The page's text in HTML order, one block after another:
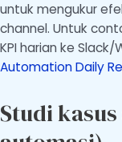
untuk mengukur
channel. Untuk
KPI harian ke
Automation Daily
Studi